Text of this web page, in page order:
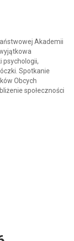
Akademii
psychologii,
Spotkanie
Obcych
społeczności